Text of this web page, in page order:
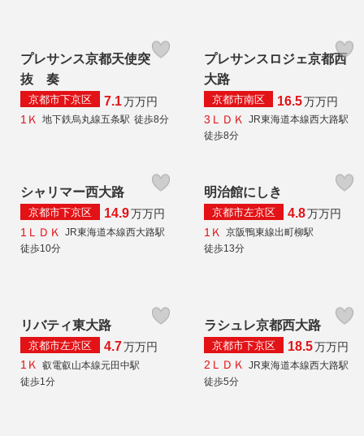
プレサンス京都天使突
抜 奏
京都市下京区 7.1万万円
1Ｋ
地下鉄烏丸線五条駅 徒歩8分
プレサンスロジェ京都西
大路
京都市南区 16.5万万円
3ＬＤＫ
JR東海道本線西大路駅
徒歩8分
シャリマー西大路
京都市下京区 14.9万万円
1ＬＤＫ
JR東海道本線西大路駅
徒歩10分
明治館にしき
京都市左京区 4.8万万円
1Ｋ
京阪鴨東線出町柳駅
徒歩13分
リバティ東大路
京都市左京区 4.7万万円
1Ｋ 叡電叡山本線元田中駅
徒歩1分
ラシュレ京都西大路
京都市下京区 18.5万万円
2ＬＤＫ JR東海道本線西大路駅
徒歩5分